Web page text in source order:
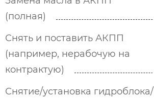
(полная)
Снять и поставить АКПП
(например, нерабочую на
контрактую)
Снятие/установка гидроблока/